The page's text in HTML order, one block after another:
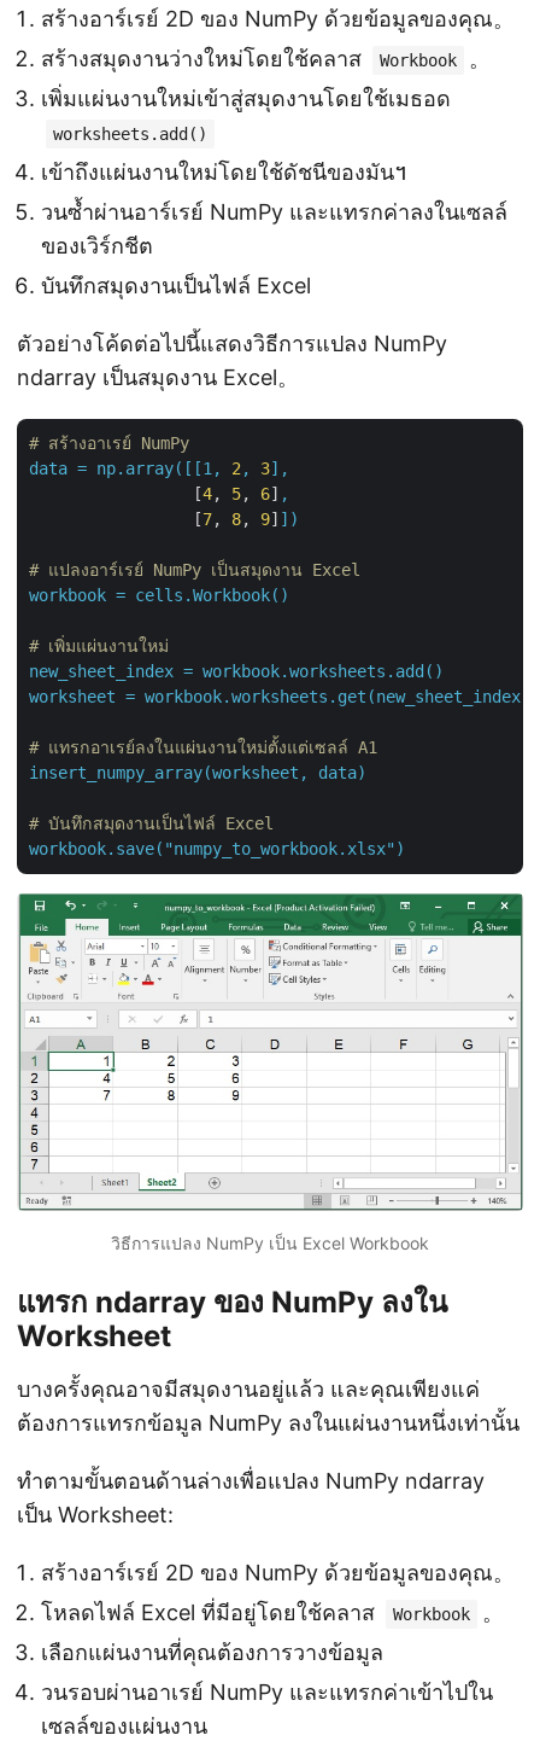
สร้างอาร์เรย์ 2D ของ NumPy ด้วยข้อมูลของคุณ。
สร้างสมุดงานว่างใหม่โดยใช้คลาส
Workbook
。
เพิ่มแผ่นงานใหม่เข้าสู่สมุดงานโดยใช้เมธอด
worksheets.add()
เข้าถึงแผ่นงานใหม่โดยใช้ดัชนีของมัน។
วนซ้ำผ่านอาร์เรย์ NumPy และแทรกค่าลงในเซลล์
ของเวิร์กชีต
บันทึกสมุดงานเป็นไฟล์ Excel
ตัวอย่างโค้ดต่อไปนี้แสดงวิธีการแปลง NumPy
ndarray เป็นสมุดงาน Excel。
# สร้างอาเรย์ NumPy
data = np.array([[1, 2, 3],
                 [
4, 5, 6] ,
                 [
7, 8, 9] ])
# แปลงอาร์เรย์ NumPy เป็นสมุดงาน Excel
workbook = cells.Workbook()
# เพิ่มแผ่นงานใหม่
new_sheet_index = workbook.worksheets.add()
worksheet = workbook.worksheets.get(new_sheet_index)
# แทรกอาเรย์ลงในแผ่นงานใหม่ตั้งแต่เซลล์ A1
insert_numpy_array(worksheet,
data)
# บันทึกสมุดงานเป็นไฟล์ Excel
workbook.save("numpy_to_workbook.xlsx")
วิธีการแปลง NumPy เป็น Excel Workbook
แทรก ndarray ของ NumPy ลงใน
Worksheet
บางครั้งคุณอาจมีสมุดงานอยู่แล้ว และคุณเพียงแค่
ต้องการแทรกข้อมูล NumPy ลงในแผ่นงานหนึ่งเท่านั้น
ทำตามขั้นตอนด้านล่างเพื่อแปลง NumPy ndarray
เป็น Worksheet:
สร้างอาร์เรย์ 2D ของ NumPy ด้วยข้อมูลของคุณ。
โหลดไฟล์ Excel ที่มีอยู่โดยใช้คลาส
Workbook
。
เลือกแผ่นงานที่คุณต้องการวางข้อมูล
วนรอบผ่านอาเรย์ NumPy และแทรกค่าเข้าไปใน
เซลล์ของแผ่นงาน